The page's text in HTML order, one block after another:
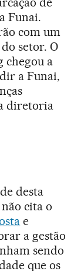
Funai.
com um
setor. O
chegou a
a Funai,
diretoria
desta
cita o
e
a gestão
sendo
que os